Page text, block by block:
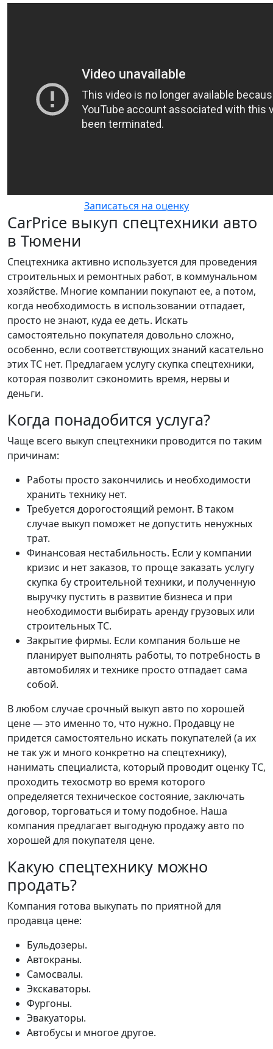
Записаться на оценку
CarPrice выкуп спецтехники авто
в Тюмени
Спецтехника активно используется для проведения
строительных и ремонтных работ, в коммунальном
хозяйстве. Многие компании покупают ее, а потом,
когда необходимость в использовании отпадает,
просто не знают, куда ее деть. Искать
самостоятельно покупателя довольно сложно,
особенно, если соответствующих знаний касательно
этих ТС нет. Предлагаем услугу скупка спецтехники,
которая позволит сэкономить время, нервы и
деньги.
Когда понадобится услуга?
Чаще всего выкуп спецтехники проводится по таким
причинам:
Работы просто закончились и необходимости
хранить технику нет.
Требуется дорогостоящий ремонт. В таком
случае выкуп поможет не допустить ненужных
трат.
Финансовая нестабильность. Если у компании
кризис и нет заказов, то проще заказать услугу
скупка бу строительной техники, и полученную
выручку пустить в развитие бизнеса и при
необходимости выбирать аренду грузовых или
строительных ТС.
Закрытие фирмы. Если компания больше не
планирует выполнять работы, то потребность в
автомобилях и технике просто отпадает сама
собой.
В любом случае срочный выкуп авто по хорошей
цене — это именно то, что нужно. Продавцу не
придется самостоятельно искать покупателей (а их
не так уж и много конкретно на спецтехнику),
нанимать специалиста, который проводит оценку ТС,
проходить техосмотр во время которого
определяется техническое состояние, заключать
договор, торговаться и тому подобное. Наша
компания предлагает выгодную продажу авто по
хорошей для покупателя цене.
Какую спецтехнику можно
продать?
Компания готова выкупать по приятной для
продавца цене:
Бульдозеры.
Автокраны.
Самосвалы.
Экскаваторы.
Фургоны.
Эвакуаторы.
Автобусы и многое другое.